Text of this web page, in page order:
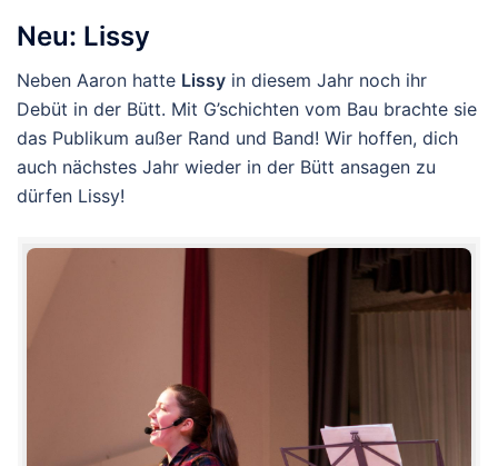
Neu: Lissy
Neben Aaron hatte Lissy in diesem Jahr noch ihr
Debüt in der Bütt. Mit G’schichten vom Bau brachte sie
das Publikum außer Rand und Band! Wir hoffen, dich
auch nächstes Jahr wieder in der Bütt ansagen zu
dürfen Lissy!